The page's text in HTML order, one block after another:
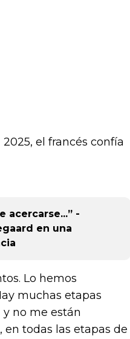
el francés confía
acercarse...” -
en una
Lo hemos
muchas etapas
no me están
todas las etapas de